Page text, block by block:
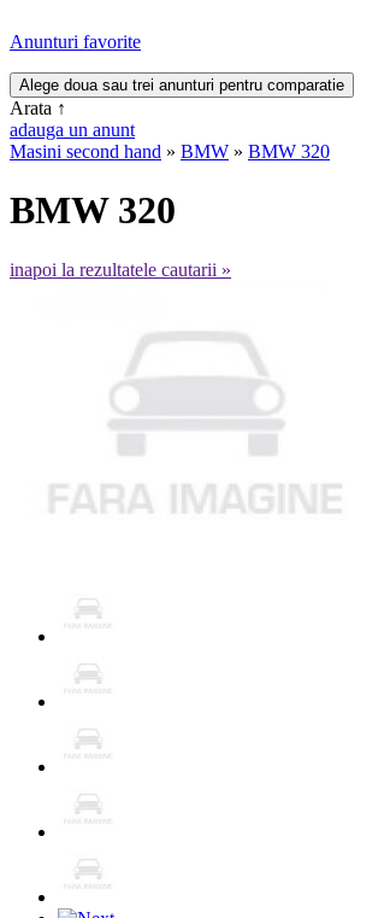
Anunturi favorite
Arata ↑
adauga un anunt
Masini second hand » BMW » BMW 320
BMW 320
inapoi la rezultatele cautarii »